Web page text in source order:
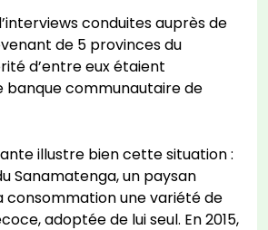
conduites auprès de
de 5 provinces du
d’entre eux étaient
banque communautaire de
illustre bien cette situation :
Sanamatenga, un paysan
consommation une variété de
adoptée de lui seul. En 2015,